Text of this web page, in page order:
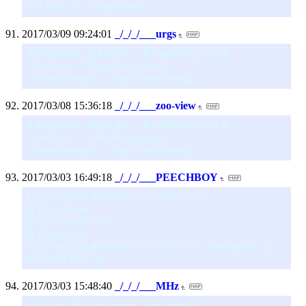
４月９日（日）TURBOSONIC
2017/03/09 09:24:01 _/_/_/___urgs
平素は格別なご高配を賜り、厚く御礼申し上げます。
「fotologue」（ http://fotologue.jp/ ）
「forum.fotologue」（ http://forum.fotologu
2017/03/08 15:36:18 _/_/_/___zoo-view
平素は格別なご高配を賜り、厚く御礼申し上げます。
「fotologue」（ http://fotologue.jp/ ）
「forum.fotologue」（ http://forum.fotologu
2017/03/03 16:49:18 _/_/_/___PEECHBOY
J:COM NET加入者向けホームページサービス
終了のお知らせ
ホームページサービス
終了のお知らせ
J:COM NET加入者向けホームページサービス（WebSpace）は、
2017年1月31日（火
2017/03/03 15:48:40 _/_/_/___MHz